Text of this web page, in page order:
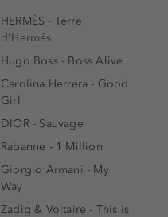
HERMÈS - Terre
d'Hermés
Hugo Boss - Boss Alive
Carolina Herrera - Good
Girl
DIOR - Sauvage
Rabanne - 1 Million
Giorgio Armani - My
Way
Zadig & Voltaire - This is